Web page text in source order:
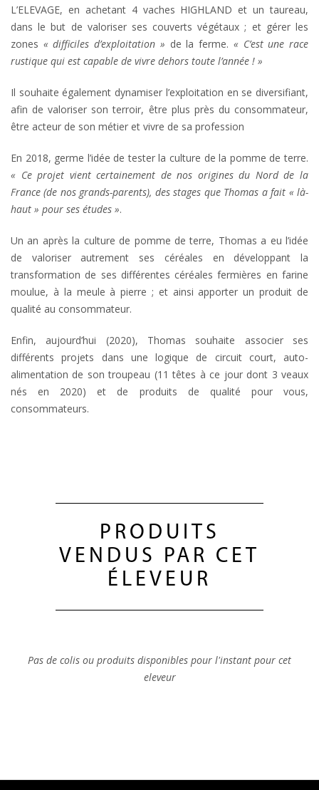
L’ELEVAGE, en achetant 4 vaches HIGHLAND et un taureau,
dans le but de valoriser ses couverts végétaux ; et gérer les
zones « difficiles d’exploitation » de la ferme. « C’est une race
rustique qui est capable de vivre dehors toute l’année ! »
Il souhaite également dynamiser l’exploitation en se diversifiant,
afin de valoriser son terroir, être plus près du consommateur,
être acteur de son métier et vivre de sa profession
En 2018, germe l’idée de tester la culture de la pomme de terre.
« Ce projet vient certainement de nos origines du Nord de la
France (de nos grands-parents), des stages que Thomas a fait « là-
haut » pour ses études ».
Un an après la culture de pomme de terre, Thomas a eu l’idée
de valoriser autrement ses céréales en développant la
transformation de ses différentes céréales fermières en farine
moulue, à la meule à pierre ; et ainsi apporter un produit de
qualité au consommateur.
Enfin, aujourd’hui (2020), Thomas souhaite associer ses
différents projets dans une logique de circuit court, auto-
alimentation de son troupeau (11 têtes à ce jour dont 3 veaux
nés en 2020) et de produits de qualité pour vous,
consommateurs.
PRODUITS
VENDUS PAR CET
ÉLEVEUR
Pas de colis ou produits disponibles pour l'instant pour cet
eleveur